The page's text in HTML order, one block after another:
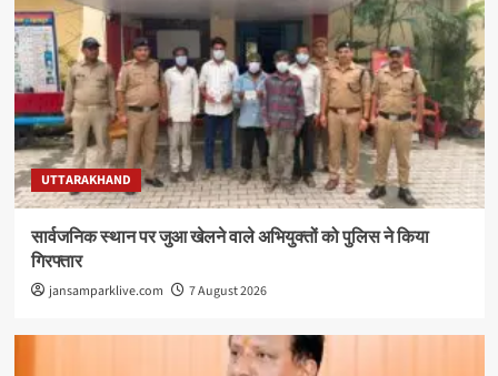
UTTARAKHAND
सार्वजनिक स्थान पर जुआ खेलने वाले अभियुक्तों को पुलिस ने किया
गिरफ्तार
jansamparklive.com 7 August 2026